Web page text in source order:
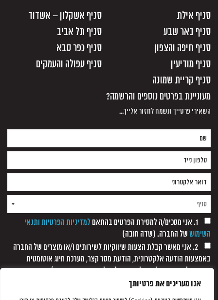
אנו מעריכים את פרטיותך
סניף אילת
סניף אשקלון – אשדוד
סניף באר שבע
סניף תל אביב
סניף חיפה והצפון
סניף כפר סבא
סניף מודיעין
סניף עפולה והעמקים
סניף קריית שמונה
מעוניינת בפרטים נוספים והרשמה?
השאירי פרטייך ונשמח לחזור אלייך...
1. אני מסכים/ה למסירת הפרטים בהתאם
למדיניות הפרטיות ותנאי
השימוש של החברה. (שדה חובה)
2. אני מאשר קבלת הצעות שיווקיות לשירותים ו/או מוצרים של החברה
באמצעות הודעה אלקטרונית, הודעת מסר קצר, מערכת חיוג אוטומטית
ופקסימיליה, וזאת כל עוד לא נתקבלה כל הודעה אחרת ממני/